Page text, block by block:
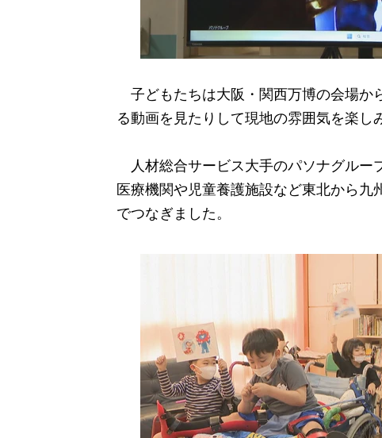
子どもたちは大阪・関西万博の会場か
る動画を見たりして現地の雰囲気を楽し
人材総合サービス大手のパソナグルー
医療機関や児童養護施設など東北から
でつなぎました。